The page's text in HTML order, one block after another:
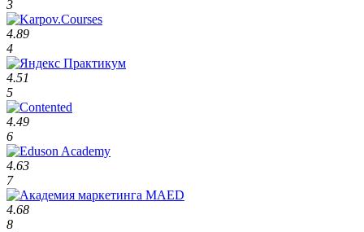
3
4.89
4
4.51
5
4.49
6
4.63
7
4.68
8